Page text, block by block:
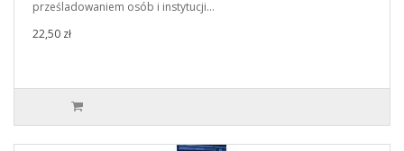
prześladowaniem osób i instytucji…
22,50 zł